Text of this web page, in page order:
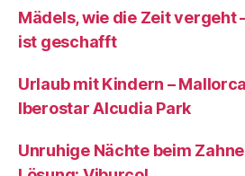
Mädels, wie die Zeit vergeht
ist geschafft
Urlaub mit Kindern –
Iberostar Alcudia Park
Unruhige Nächte beim